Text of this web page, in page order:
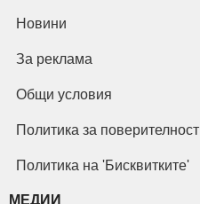
Новини
За реклама
Общи условия
Политика за поверителност
Политика на 'Бисквитките'
МЕДИИ